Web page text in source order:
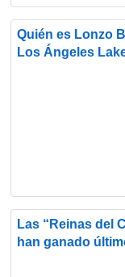
Quién es Lonzo
Los Ángeles
Las “Reinas del
han ganado